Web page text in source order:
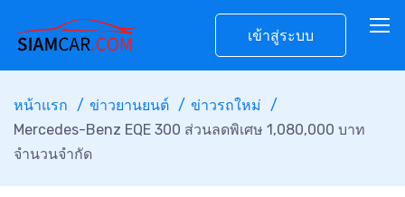
เข้าสู่ระบบ
หน้าแรก ข่าวยานยนต์
ข่าวรถใหม่
Mercedes-Benz EQE 300 ส่วนลดพิเศษ 1,080,000 บาท
จำนวนจำกัด